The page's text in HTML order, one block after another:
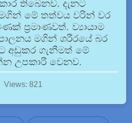
තිබෙනව. දැනට
මේ තත්වය වරින් වර
ප්‍රමාණවත්. ව්‍යායාම
මගින් ශරීරයේ බර
අඩුකර ගැනීමත් මේ
උපකාරී වෙනව.
Views: 821